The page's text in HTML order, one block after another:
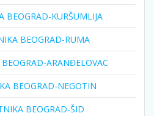
BEOGRAD-KURŠUMLIJA
BEOGRAD-RUMA
ARANĐELOVAC
BEOGRAD-NEGOTIN
BEOGRAD-ŠID